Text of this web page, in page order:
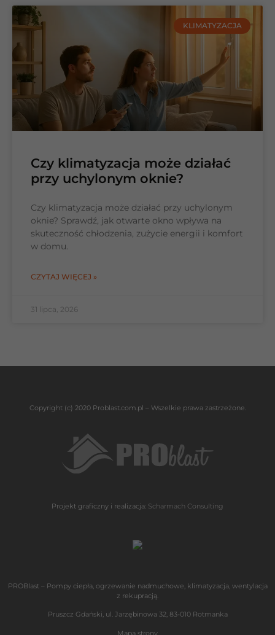
KLIMATYZACJA
Czy klimatyzacja może działać
przy uchylonym oknie?
Czy klimatyzacja może działać przy uchylonym
oknie? Sprawdź, jak otwarte okno wpływa na
skuteczność chłodzenia, zużycie energii i komfort
w domu.
CZYTAJ WIĘCEJ »
31 lipca, 2026
Copyright (c) 2020 Problast.com.pl – Wszelkie prawa zastrzeżone.
Projekt graficzny i realizacja: Scharmach Consulting
PROBlast – Pompy ciepła, ogrzewanie nadmuchowe, klimatyzacja, wentylacja
z rekupracją.
Pruszcz Gdański, ul. Jarzębinowa 32, 83-010 Rotmanka
Mapa strony